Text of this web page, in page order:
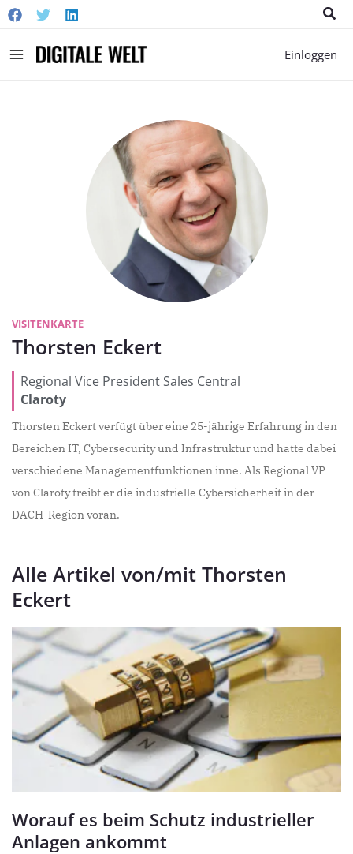
Main
Einloggen
VISITENKARTE
Thorsten Eckert
Regional Vice President Sales Central
Claroty
Thorsten Eckert verfügt über eine 25-jährige Erfahrung in den
Bereichen IT, Cybersecurity und Infrastruktur und hatte dabei
verschiedene Managementfunktionen inne. Als Regional VP
von Claroty treibt er die industrielle Cybersicherheit in der
DACH-Region voran.
Alle Artikel von/mit Thorsten
Eckert
Worauf es beim Schutz industrieller
Anlagen ankommt